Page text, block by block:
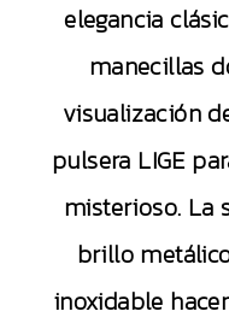
elegancia
manecillas
visualización
pulsera LIGE
misterioso. La
brillo
inoxidable